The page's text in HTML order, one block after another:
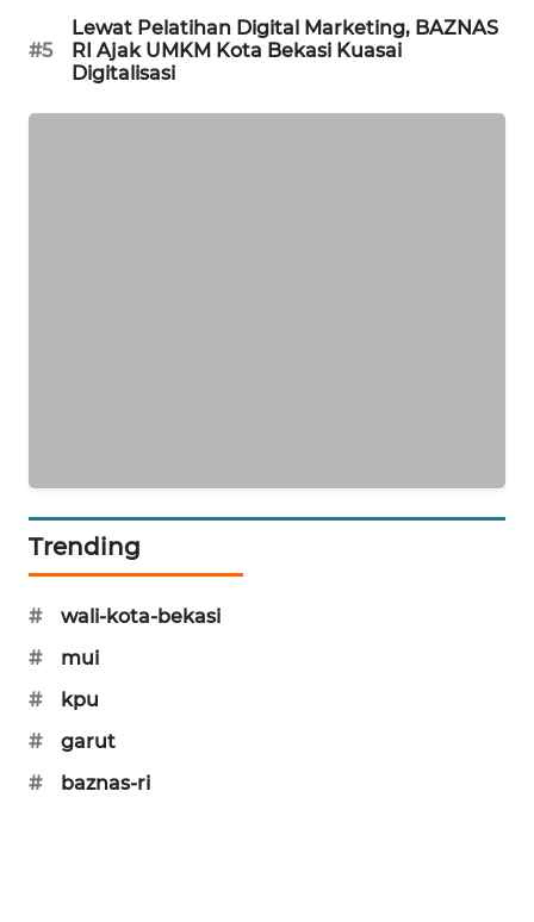
#5
Lewat Pelatihan Digital Marketing, BAZNAS
RI Ajak UMKM Kota Bekasi Kuasai
Digitalisasi
Trending
#
wali-kota-bekasi
#
mui
#
kpu
#
garut
#
baznas-ri
SONYA
ASA
NEWS